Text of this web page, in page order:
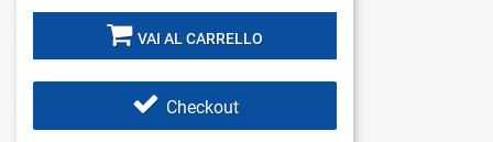
VAI AL CARRELLO
Checkout